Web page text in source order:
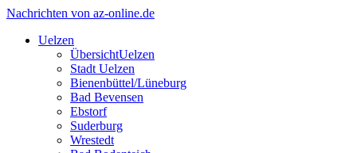
Nachrichten von az-online.de
Uelzen
ÜbersichtUelzen
Stadt Uelzen
Bienenbüttel/Lüneburg
Bad Bevensen
Ebstorf
Suderburg
Wrestedt